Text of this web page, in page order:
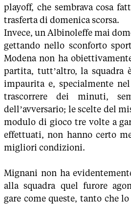
playoff, che sembrava cosa
trasferta di domenica scorsa.
Invece, un Albinoleffe mai
gettando nello sconforto
Modena non ha
partita, tutt’altro, la squadra
impaurita e, specialmente
trascorrere dei minuti,
dell’avversario; le scelte del
modulo di gioco tre volte a
effettuati, non hanno certo
migliori condizioni.
Mignani non ha
alla squadra quel furore
gare come queste, tanto che